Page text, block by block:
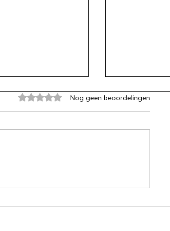
niet waar
Beoordeeld met 0 uit 5 sterren.
Nog geen beoordelingen